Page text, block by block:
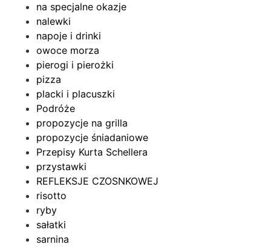
na specjalne okazje
nalewki
napoje i drinki
owoce morza
pierogi i pierożki
pizza
placki i placuszki
Podróże
propozycje na grilla
propozycje śniadaniowe
Przepisy Kurta Schellera
przystawki
REFLEKSJE CZOSNKOWEJ
risotto
ryby
sałatki
sarnina